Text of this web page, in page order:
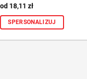
18,11zł
SPERSONALIZUJ